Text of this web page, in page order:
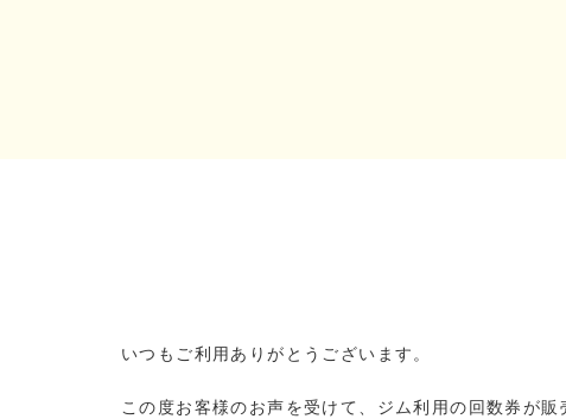
いつもご利用ありがとうございます。
この度お客様のお声を受けて、ジム利用の回数券が販